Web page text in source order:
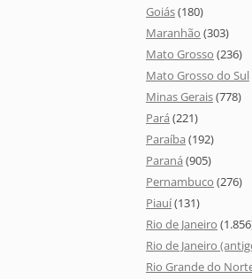
Goiás(180)
Maranhão (303)
Mato Grosso (236)
Mato Grosso do Sul
Minas Gerais(778)
Pará (221)
Paraíba (192)
Paraná (905)
Pernambuco (276)
Piauí(131)
Rio de Janeiro
Rio de Janeiro
Rio Grande do